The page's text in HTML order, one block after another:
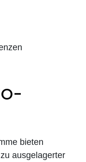
bieten
ausgelagerter